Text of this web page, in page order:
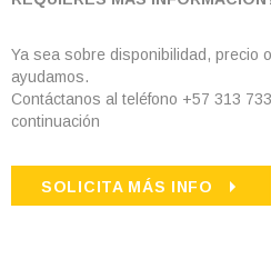
Ya sea sobre disponibilidad, precio
ayudamos.
Contáctanos al teléfono +57 313
continuación
SOLICITA MÁS INFO